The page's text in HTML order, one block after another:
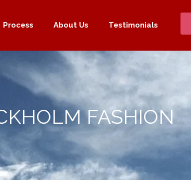
Process About Us Testimonials
FASHION